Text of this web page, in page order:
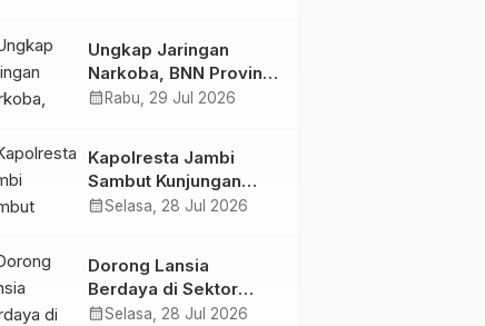
Berita Nasional
Di Acara Jogja Asik,
Ungkap Jaringan
Narkoba, BNN Provinsi
Jambi dan Bea Cukai
Butir Ekstasi dan 146
Gram Sabu
calendar_month Rabu, 29 Jul 2026
Kapolresta Jambi
Sambut Kunjungan
Ketua dan Pengurus
Kolaborasi
calendar_monthSelasa, 28 Jul 2026
Dorong Lansia
Berdaya di Sektor
Hijau, Pertamina EP
calendar_monthSelasa, 28 Jul 2026